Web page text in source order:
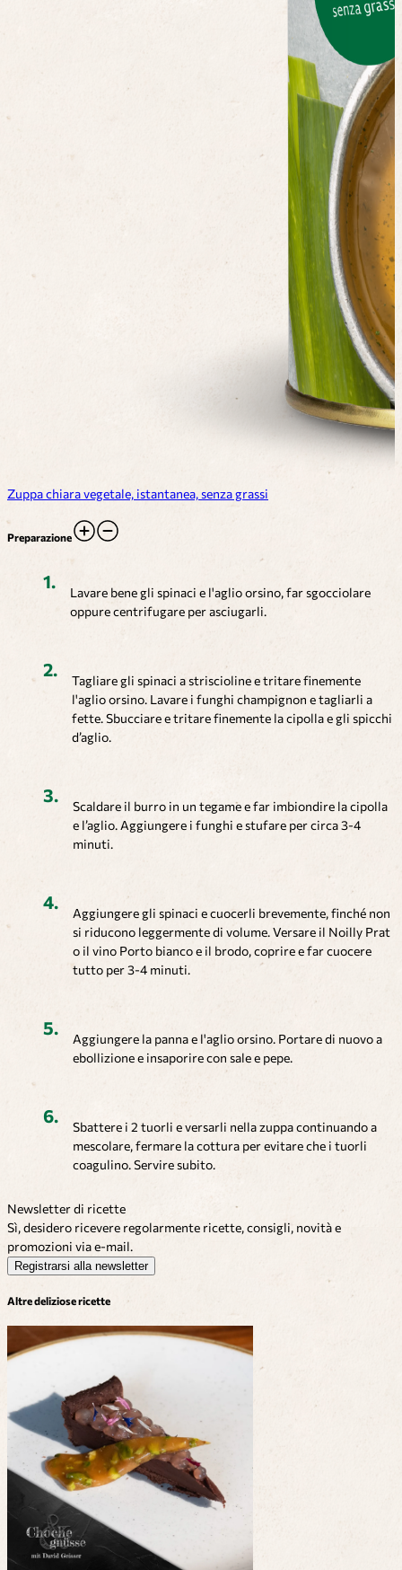
Zuppa chiara vegetale, istantanea, senza grassi
Preparazione
Lavare bene gli spinaci e l'aglio orsino, far sgocciolare
oppure centrifugare per asciugarli.
Tagliare gli spinaci a striscioline e tritare finemente
l'aglio orsino. Lavare i funghi champignon e tagliarli a
fette. Sbucciare e tritare finemente la cipolla e gli spicchi
d’aglio.
Scaldare il burro in un tegame e far imbiondire la cipolla
e l’aglio. Aggiungere i funghi e stufare per circa 3-4
minuti.
Aggiungere gli spinaci e cuocerli brevemente, finché non
si riducono leggermente di volume. Versare il Noilly Prat
o il vino Porto bianco e il brodo, coprire e far cuocere
tutto per 3-4 minuti.
Aggiungere la panna e l'aglio orsino. Portare di nuovo a
ebollizione e insaporire con sale e pepe.
Sbattere i 2 tuorli e versarli nella zuppa continuando a
mescolare, fermare la cottura per evitare che i tuorli
coagulino. Servire subito.
Newsletter di ricette
Sì, desidero ricevere regolarmente ricette, consigli, novità e
promozioni via e-mail.
Registrarsi alla newsletter
Altre deliziose ricette